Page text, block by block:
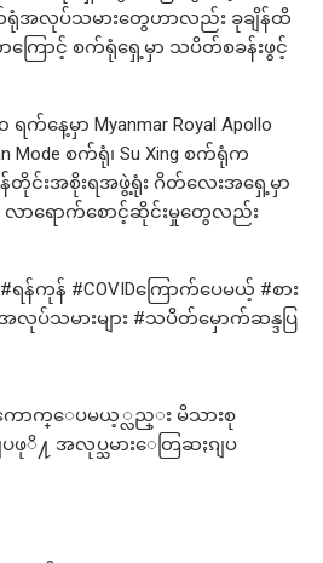
စက်ရုံအလုပ်သမားတွေဟာလည်း ခုချိန်ထိ
ြောင့် စက်ရုံရှေ့မှာ သပိတ်စခန်းဖွင့်
နေ့မှာ Myanmar Royal Apollo
Mode စက်ရုံ၊ Su Xing စက်ရုံက
င်းအစိုးရအဖွဲ့ရုံး ဂိတ်လေးအရှေ့မှာ
လာရောက်စောင့်ဆိုင်းမှုတွေလည်း
#ရန်ကုန် #COVIDကြောက်ပေမယ့် #စား
သမားများ #သပိတ်မှောက်ဆန္ဒပြ
ၾကာက္ေပမယ့္လည္း မိသားစု
႔ အလုပ္သမားေတြဆႏၵျပ